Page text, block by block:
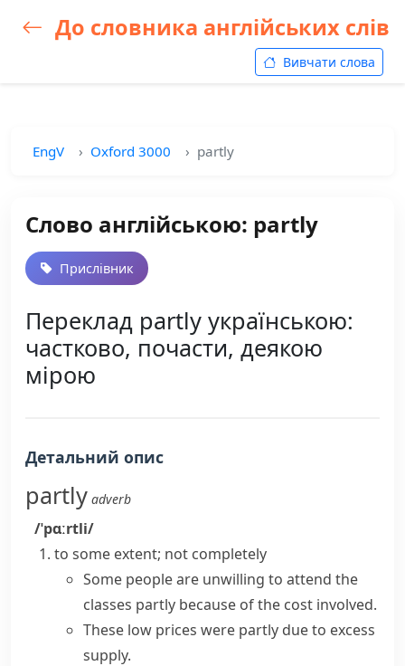
До словника англійських слів
Вивчати слова
EngV Oxford 3000 partly
Слово англійською: partly
Прислівник
Переклад partly українською:
частково, почасти, деякою
мірою
Детальний опис
partly adverb
/ˈpɑːrtli/
to some extent; not completely
Some people are unwilling to attend the
classes partly because of the cost involved.
These low prices were partly due to excess
supply.